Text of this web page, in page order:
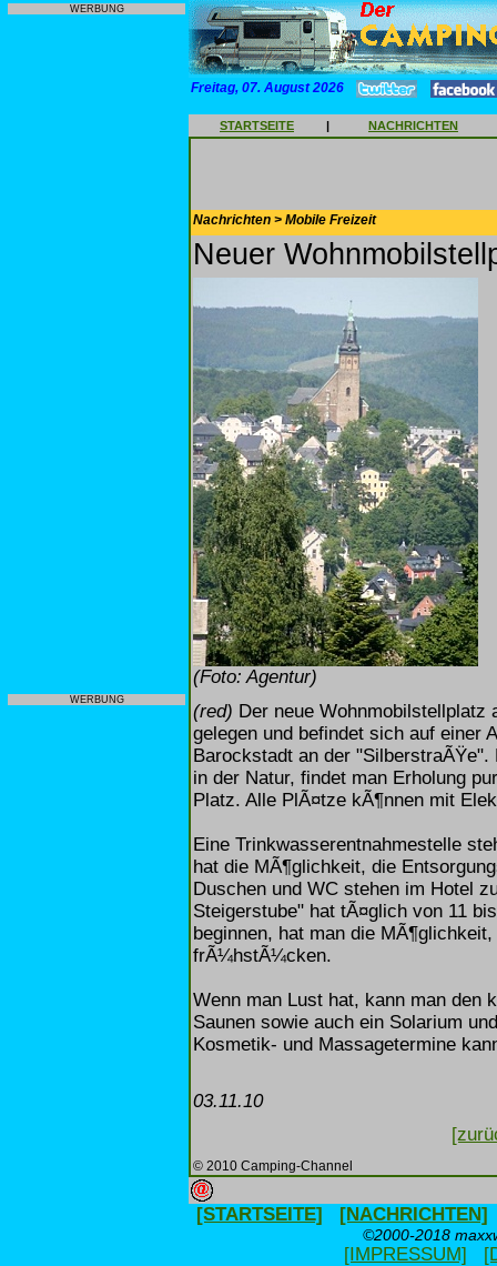
WERBUNG
WERBUNG
Freitag, 07. August 2026
STARTSEITE | NACHRICHTEN
Nachrichten > Mobile Freizeit
Neuer
(Foto: Agentur)
(red) Der neue Wohnmobilstellplatz
gelegen und befindet sich auf einer
Barockstadt an der
in der Natur, findet man Erholung
Platz. Alle PlÃ¤tze kÃ¶nnen mit
Eine Trinkwasserentnahmestelle
hat die MÃ¶glichkeit, die
Duschen und WC stehen im Hotel
Steigerstube" hat tÃ¤glich von 11
beginnen, hat man die
frÃ¼hstÃ¼cken.
Wenn man Lust hat, kann man den
Saunen sowie auch ein Solarium
Kosmetik- und Massagetermine
03.11.10
© 2010 Camping-Channel
[STARTSEITE] [NACHRICHTEN]
©2000-2018
[IMPRESSUM]